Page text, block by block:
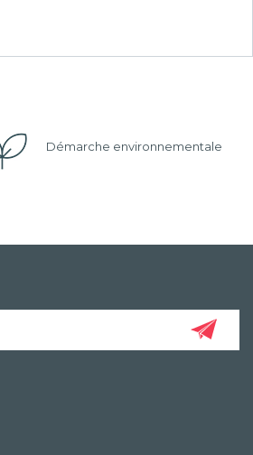
Démarche environnementale